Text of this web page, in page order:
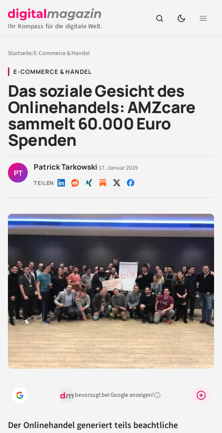
Ihr Kompass für die digitale Welt.
Startseite/E-Commerce & Handel
E-COMMERCE & HANDEL
Das soziale Gesicht des
Onlinehandels: AMZcare
sammelt 60.000 Euro
Spenden
PT
Patrick Tarkowski·17. Januar 2019
TEILEN Auf Auf Auf Auf Auf
bevorzugt bei Google anzeigen!Warum lohnt sich das?
Der Onlinehandel generiert teils beachtliche